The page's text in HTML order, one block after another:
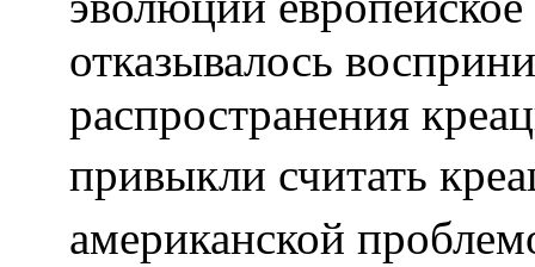
отказывалось
распространения
привыкли считать
американской